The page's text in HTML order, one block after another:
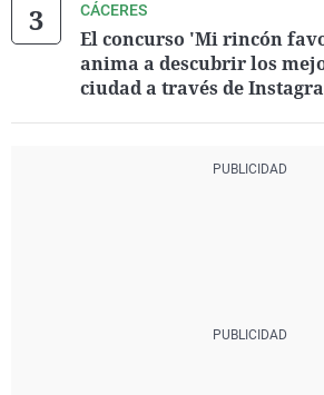
CÁCERES
El concurso 'Mi rincón
anima a descubrir los
ciudad a través de